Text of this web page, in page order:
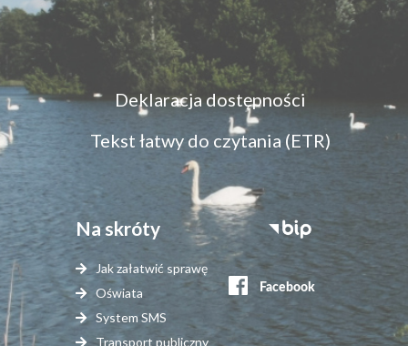
Menu
dostępność
Deklaracja dostępności
Tekst łatwy do czytania (ETR)
Na skróty
Jak załatwić sprawę
Oświata
System SMS
Transport publiczny
Stopka
serwisy
zewnętrzne